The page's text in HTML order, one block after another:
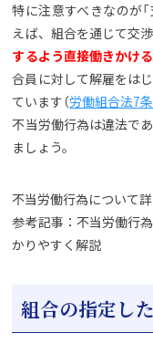
特に注意すべきなのが「
えば、組合を通じて交
するよう直接働きかけ
合員に対して解雇をは
ています（労働組合法7
不当労働行為は違法で
ましょう。
不当労働行為について
参考記事：不当労働行
かりやすく解説
組合の指定し